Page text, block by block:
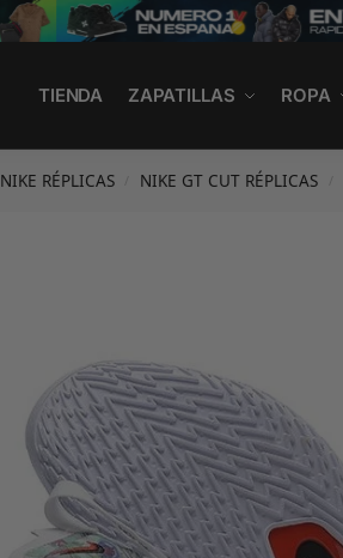
TIENDA ZAPATILLAS ROPA
NIKE RÉPLICAS NIKE GT CUT RÉPLICAS